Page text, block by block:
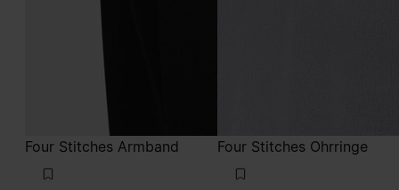
Four Stitches Armband Four Stitches Ohrringe